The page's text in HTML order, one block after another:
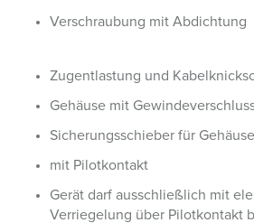
Verschraubung mit Abdichtung
Zugentlastung und
Gehäuse mit
Sicherungsschieber für
mit Pilotkontakt
Gerät darf ausschließlich mit
Verriegelung über Pilotkontakt